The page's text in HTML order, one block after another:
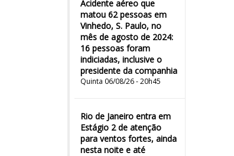
Acidente aéreo que
matou 62 pessoas em
Vinhedo, S. Paulo, no
mês de agosto de 2024:
16 pessoas foram
indiciadas, inclusive o
presidente da companhia
Quinta 06/08/26 - 20h45
Rio de Janeiro entra em
Estágio 2 de atenção
para ventos fortes, ainda
nesta noite e até